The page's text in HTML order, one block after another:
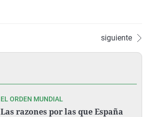
siguiente
EL ORDEN MUNDIAL
Las razones por las que España